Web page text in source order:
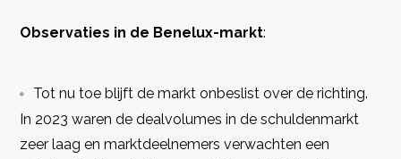
Observaties in de Benelux-markt:
Tot nu toe blijft de markt onbeslist over de richting.
In 2023 waren de dealvolumes in de schuldenmarkt
zeer laag en marktdeelnemers verwachten een